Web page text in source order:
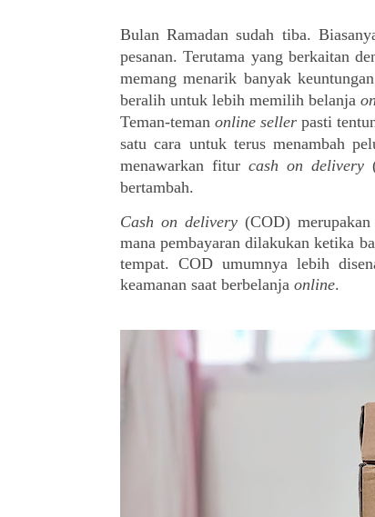
BulanRamadan sudah tiba.
pesanan. Terutama yang berkaitan
memang menarik banyak
beralih untuk lebih memilih belanja
Teman-teman online seller pasti
satu cara untuk terus menambah
menawarkan fitur cash on delivery
bertambah.
Cash on delivery (COD)
mana pembayaran dilakukan ketika
tempat. COD umumnya lebih
keamanan saat berbelanja online.